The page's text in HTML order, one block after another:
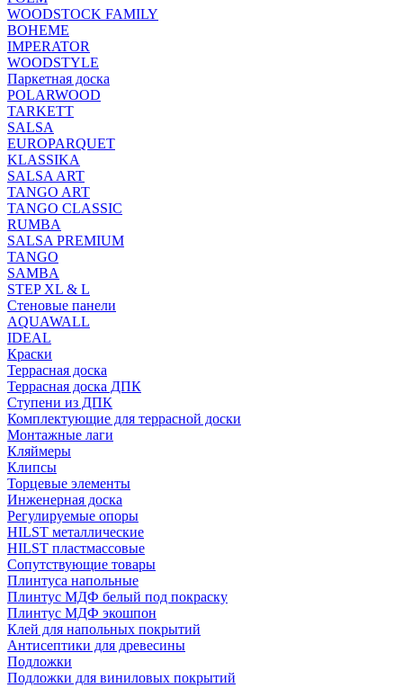
WOODSTOCK FAMILY
BOHEME
IMPERATOR
WOODSTYLE
Паркетная доска
POLARWOOD
TARKETT
SALSA
EUROPARQUET
KLASSIKA
SALSA ART
TANGO ART
TANGO CLASSIC
RUMBA
SALSA PREMIUM
TANGO
SAMBA
STEP XL & L
Стеновые панели
AQUAWALL
IDEAL
Краски
Террасная доска
Террасная доска ДПК
Ступени из ДПК
Комплектующие для террасной доски
Монтажные лаги
Кляймеры
Клипсы
Торцевые элементы
Инженерная доска
Регулируемые опоры
HILST металлические
HILST пластмассовые
Сопутствующие товары
Плинтуса напольные
Плинтус МДФ белый под покраску
Плинтус МДФ экошпон
Клей для напольных покрытий
Антисептики для древесины
Подложки
Подложки для виниловых покрытий